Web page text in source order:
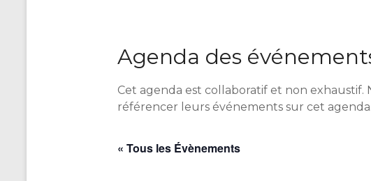
Agenda des
Cet agenda est collaboratif et non
référencer leurs événements sur cet agenda.
« Tous les Évènements